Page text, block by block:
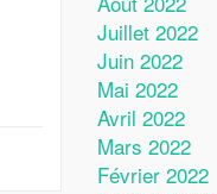
Juillet 2022
Juin 2022
Mai 2022
Avril 2022
Mars 2022
Février 2022